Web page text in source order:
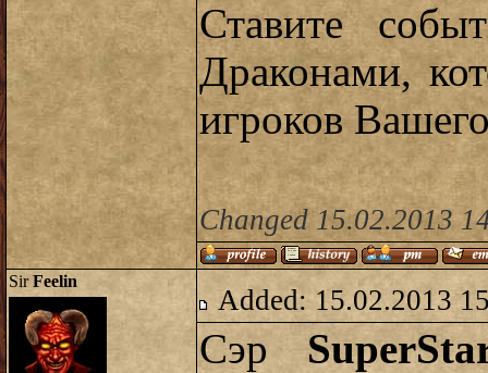
Ставите
Драконами,
игроков
Changed 15.02.2013
SirFeelin
Added: 15.02.2013
Сэр